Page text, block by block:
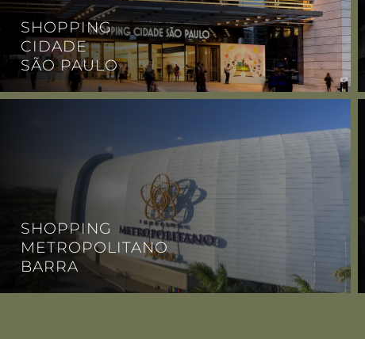
SHOPPING
CIDADE
SÃO PAULO
SHOPPING
METROPOLITANO
BARRA